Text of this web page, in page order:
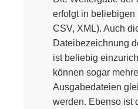
erfolgt in beliebigen
CSV, XML). Auch
Dateibezeichnung
ist beliebig
können sogar
Ausgabedateien
werden. Ebenso ist